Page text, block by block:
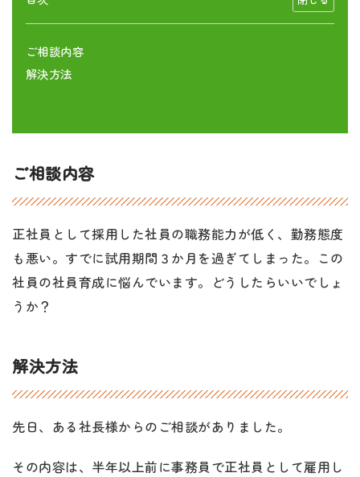
ご相談内容
解決方法
ご相談内容
正社員として採用した社員の職務能力が低く、勤務態度
も悪い。すでに試用期間３か月を過ぎてしまった。この
社員の社員育成に悩んでいます。どうしたらいいでしょ
うか？
解決方法
先日、ある社長様からのご相談がありました。
その内容は、半年以上前に事務員で正社員として雇用し